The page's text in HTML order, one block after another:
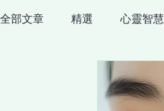
全部文章 精選 心靈智慧